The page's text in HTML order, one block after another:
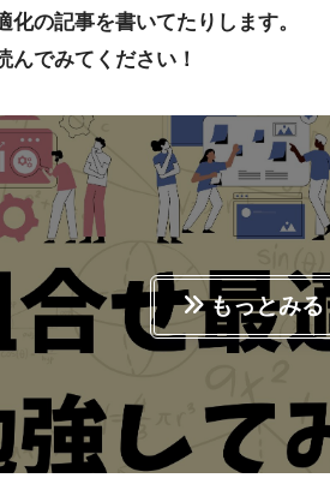
化の記事を書いてたりします。
んでみてください！
もっとみる